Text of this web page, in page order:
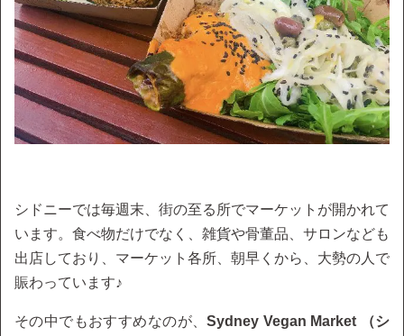
シドニーでは毎週末、街の至る所でマーケットが開かれて
います。食べ物だけでなく、雑貨や骨董品、サロンなども
出店しており、マーケット各所、朝早くから、大勢の人で
賑わっています♪
その中でもおすすめなのが、Sydney Vegan Market （シ